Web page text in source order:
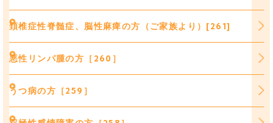
頚椎症性脊髄症、脳性麻痺の方（ご家族より）[261]
悪性リンパ腫の方［260］
うつ病の方［259］